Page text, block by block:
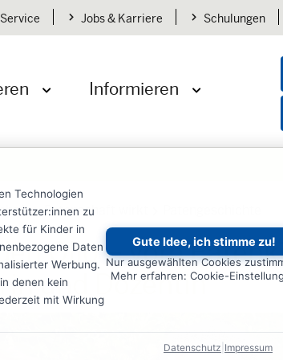
Technologien
zu
für Kinder in
Daten
Werbung.
denen kein
mit Wirkung
Gute Idee, ich stimme zu!
Nur ausgewählten Cookies
Mehr erfahren: Cookie-
Datenschutz Impressum
Service Jobs & Karriere Schulungen
Informieren
Patenschaft wirkt
Ollo – vom
und Dozentin